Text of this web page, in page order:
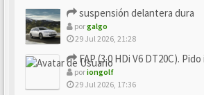
suspensión delantera dura
porgalgo
29 Jul 2026, 21:28
FAP (3.0 HDi V6 DT20C). Pido
poriongolf
29 Jul 2026, 17:36